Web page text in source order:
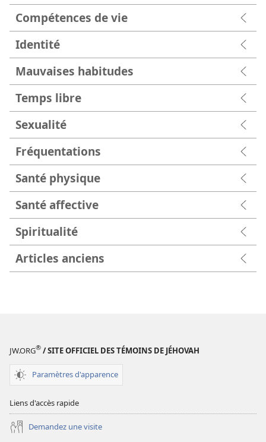
Compétences de vie
Identité
Mauvaises habitudes
Temps libre
Sexualité
Fréquentations
Santé physique
Santé affective
Spiritualité
Articles anciens
JW.ORG® / SITE OFFICIEL DES TÉMOINS DE JÉHOVAH
Paramètres d'apparence
Liens d'accès rapide
Demandez une visite